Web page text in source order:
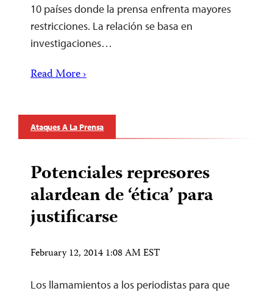
10 países donde la prensa enfrenta mayores
restricciones. La relación se basa en
investigaciones…
Read More ›
Ataques A La Prensa
Potenciales represores
alardean de ‘ética’ para
justificarse
February 12, 2014 1:08 AM EST
Los llamamientos a los periodistas para que